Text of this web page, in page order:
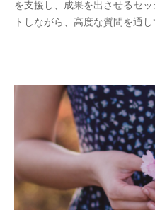
-
0
を支援し、成果を出させるセ
トしながら、高度な質問を通